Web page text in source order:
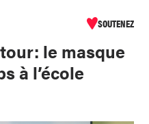
SOUTENEZ
le masque
à l’école